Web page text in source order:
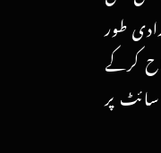
طور
کرکے
پر